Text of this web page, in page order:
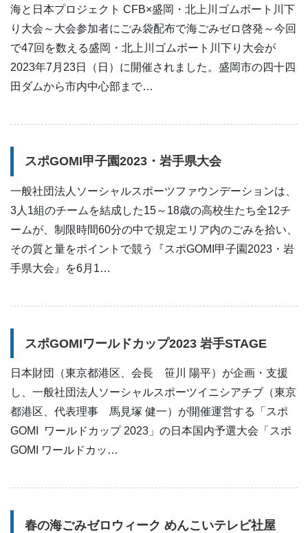
海と日本プロジェクト CFB×盛岡・北上川ゴムボート川下
り大会～大会参加者にごみ袋配布で海ごみゼロ啓発～今回
で47回を数える盛岡・北上川ゴムボート川下り大会が
2023年7月23日（日）に開催されました。盛岡市の四十四
田ダムから市内中心部まで…
スポGOMI甲子園2023・岩手県大会
一般社団法人ソーシャルスポーツファウンデーションは、
3人1組のチームを結成した15～18歳の高校生たち全12チ
ームが、制限時間60分の中で規定エリア内のごみを拾い、
その質と量をポイントで競う『スポGOMI甲子園2023・岩
手県大会』を6月1…
スポGOMIワールドカップ2023 岩手STAGE
日本財団（東京都港区、会長 笹川 陽平）が企画・支援
し、一般社団法人ソーシャルスポーツイニシアチブ（東京
都港区、代表理事 馬見塚 健一）が開催運営する「スポ
GOMI ワールドカップ 2023」の日本国内予選大会「スポ
GOMI ワールドカッ…
春の海ごみゼロウィーク めんこいテレビ社屋